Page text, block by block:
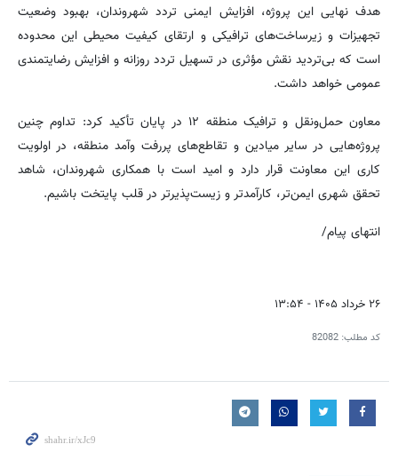
هدف نهایی این پروژه، افزایش ایمنی تردد شهروندان، بهبود وضعیت
تجهیزات و زیرساخت‌های ترافیکی و ارتقای کیفیت محیطی این محدوده
است که بی‌تردید نقش مؤثری در تسهیل تردد روزانه و افزایش رضایتمندی
عمومی خواهد داشت.
معاون حمل‌ونقل و ترافیک منطقه ۱۲ در پایان تأکید کرد: تداوم چنین
پروژه‌هایی در سایر میادین و تقاطع‌های پررفت وآمد منطقه، در اولویت
کاری این معاونت قرار دارد و امید است با همکاری شهروندان، شاهد
تحقق شهری ایمن‌تر، کارآمدتر و زیست‌پذیرتر در قلب پایتخت باشیم.
انتهای پیام/
۲۶ خرداد ۱۴۰۵ - ۱۳:۵۴
کد مطلب: 82082